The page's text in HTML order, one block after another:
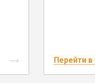
Перейти